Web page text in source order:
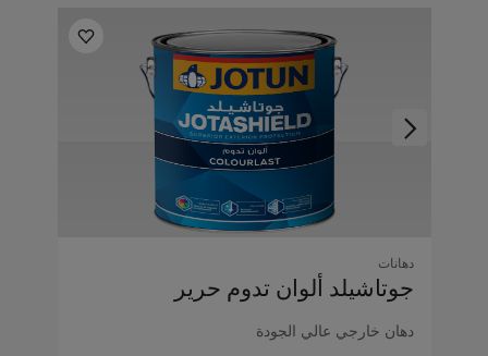
دهانات
جوتاشيلد ألوان تدوم حرير
دهان خارجي عالي الجودة